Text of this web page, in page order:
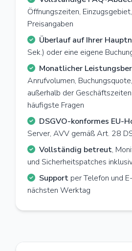
Öffnungszeiten,
Preisangaben
Überlauf auf Ihrer
Sek.) oder eine eigene
Monatlicher
Anrufvolumen,
außerhalb der
häufigste Fragen
DSGVO-konformes EU-
Server, AVV gemäß Art. 28
Vollständig betreut,
und Sicherheitspatches
Support per Telefon und
nächsten Werktag